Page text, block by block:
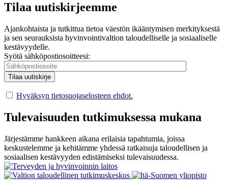
Tilaa uutiskirjeemme
Ajankohtaista ja tutkittua tietoa väestön ikääntymisen merkityksestä
ja sen seurauksista hyvinvointivaltion taloudelliselle ja sosiaaliselle
kestävyydelle.
Syötä sähköpostiosoitteesi:
Hyväksyn tietosuojaselosteen ehdot.
Tulevaisuuden tutkimuksessa mukana
Järjestämme hankkeen aikana erilaisia tapahtumia, joissa
keskustelemme ja kehitämme yhdessä ratkaisuja taloudellisen ja
sosiaalisen kestävyyden edistämiseksi tulevaisuudessa.